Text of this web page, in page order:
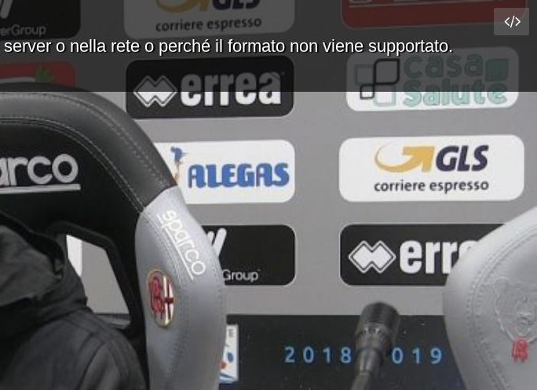
o nella rete o perché il formato non viene supportato.